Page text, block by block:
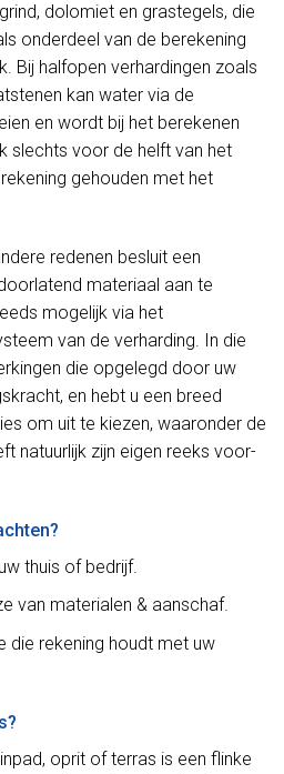
dolomiet en grastegels, die
onderdeel van de berekening
Bij halfopen verhardingen zoals
kan water via de
en wordt bij het berekenen
slechts voor de helft van het
gehouden met het
redenen besluit een
materiaal aan te
mogelijk via het
van de verharding. In die
die opgelegd door uw
en hebt u een breed
om uit te kiezen, waaronder de
natuurlijk zijn eigen reeks voor-
thuis of bedrijf.
van materialen & aanschaf.
die rekening houdt met uw
oprit of terras is een flinke